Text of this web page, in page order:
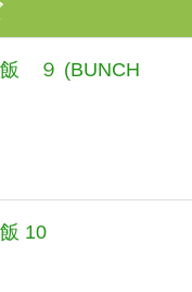
飯 ９ (BUNCH
10